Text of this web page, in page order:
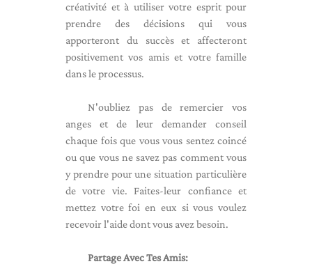
créativité et à utiliser votre esprit pour
prendre des décisions qui vous
apporteront du succès et affecteront
positivement vos amis et votre famille
dans le processus.
N'oubliez pas de remercier vos
anges et de leur demander conseil
chaque fois que vous vous sentez coincé
ou que vous ne savez pas comment vous
y prendre pour une situation particulière
de votre vie. Faites-leur confiance et
mettez votre foi en eux si vous voulez
recevoir l'aide dont vous avez besoin.
Partage Avec Tes Amis: